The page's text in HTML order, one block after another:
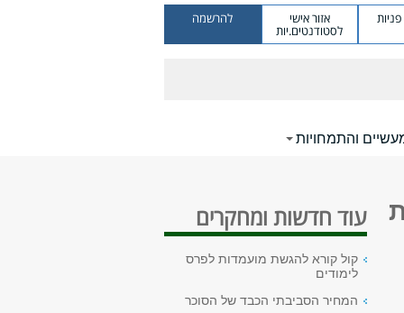
אזור אישי
לסטודנטים.יות
להרשמה
והתמחויות
עוד חדשות ומחקרים
קול קורא להגשת מועמדות לפרס
לימודים
המחיר הסביבתי הכבד של הסוכר